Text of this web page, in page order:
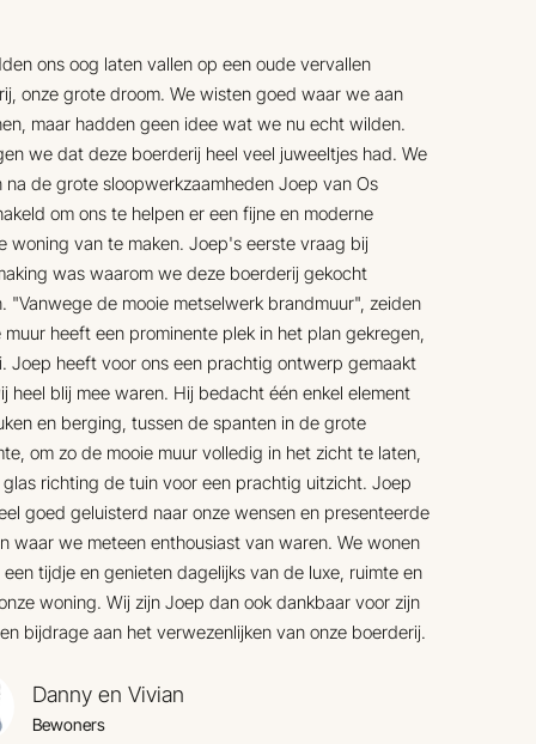
ons oog laten vallen op een oude vervallen
onze grote droom. We wisten goed waar we aan
maar hadden geen idee wat we nu echt wilden.
we dat deze boerderij heel veel juweeltjes had. We
na de grote sloopwerkzaamheden Joep van Os
om ons te helpen er een fijne en moderne
woning van te maken. Joep's eerste vraag bij
was waarom we deze boerderij gekocht
"Vanwege de mooie metselwerk brandmuur", zeiden
muur heeft een prominente plek in het plan gekregen,
Joep heeft voor ons een prachtig ontwerp gemaakt
heel blij mee waren. Hij bedacht één enkel element
en berging, tussen de spanten in de grote
om zo de mooie muur volledig in het zicht te laten,
glas richting de tuin voor een prachtig uitzicht. Joep
goed geluisterd naar onze wensen en presenteerde
waar we meteen enthousiast van waren. We wonen
een tijdje en genieten dagelijks van de luxe, ruimte en
woning. Wij zijn Joep dan ook dankbaar voor zijn
bijdrage aan het verwezenlijken van onze boerderij.
Danny en Vivian
Bewoners